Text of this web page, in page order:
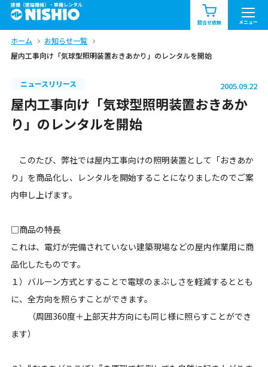
建機（建設機械）・重機レンタル
問合せ依頼 メニュー
商品一覧 お知らせ一覧
問合せ依頼リスト
北海道 東北 関東
中部 関西
九州・沖縄（外部）
ホーム
お知らせ一覧
屋内工事向け「気球型照明装置おきあかり」のレンタルを開始
ニュースリリース 2005.09.22
屋内工事向け「気球型照明装置おきあか
り」のレンタルを開始
このたび、弊社では屋内工事向けの照明装置として「おきあか
り」を商品化し、レンタルを開始することになりましたのでご案
内申し上げます。
□商品の特長
これは、電灯が完備されていない建築現場などの屋内作業用に商
品化したものです。
１）バルーン方式とすることで電球のまぶしさを軽減するととも
に、全方向を照らすことができます。
（周囲360度＋上部天井方向にも同じ様に照らすことができ
ます）